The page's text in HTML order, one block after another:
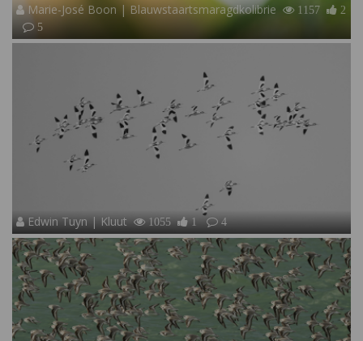
Marie-José Boon | Blauwstaartsmaragdkolibrie 1157
2
5
Edwin Tuyn | Kluut 1055 1 4